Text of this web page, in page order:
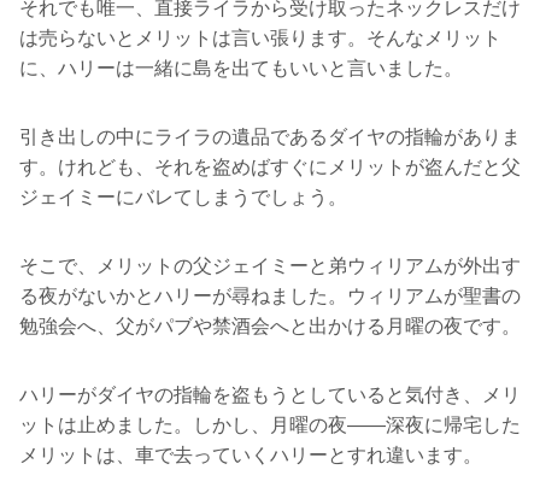
それでも唯一、直接ライラから受け取ったネックレスだけ
は売らないとメリットは言い張ります。そんなメリット
に、ハリーは一緒に島を出てもいいと言いました。
引き出しの中にライラの遺品であるダイヤの指輪がありま
す。けれども、それを盗めばすぐにメリットが盗んだと父
ジェイミーにバレてしまうでしょう。
そこで、メリットの父ジェイミーと弟ウィリアムが外出す
る夜がないかとハリーが尋ねました。ウィリアムが聖書の
勉強会へ、父がパブや禁酒会へと出かける月曜の夜です。
ハリーがダイヤの指輪を盗もうとしていると気付き、メリ
ットは止めました。しかし、月曜の夜――深夜に帰宅した
メリットは、車で去っていくハリーとすれ違います。